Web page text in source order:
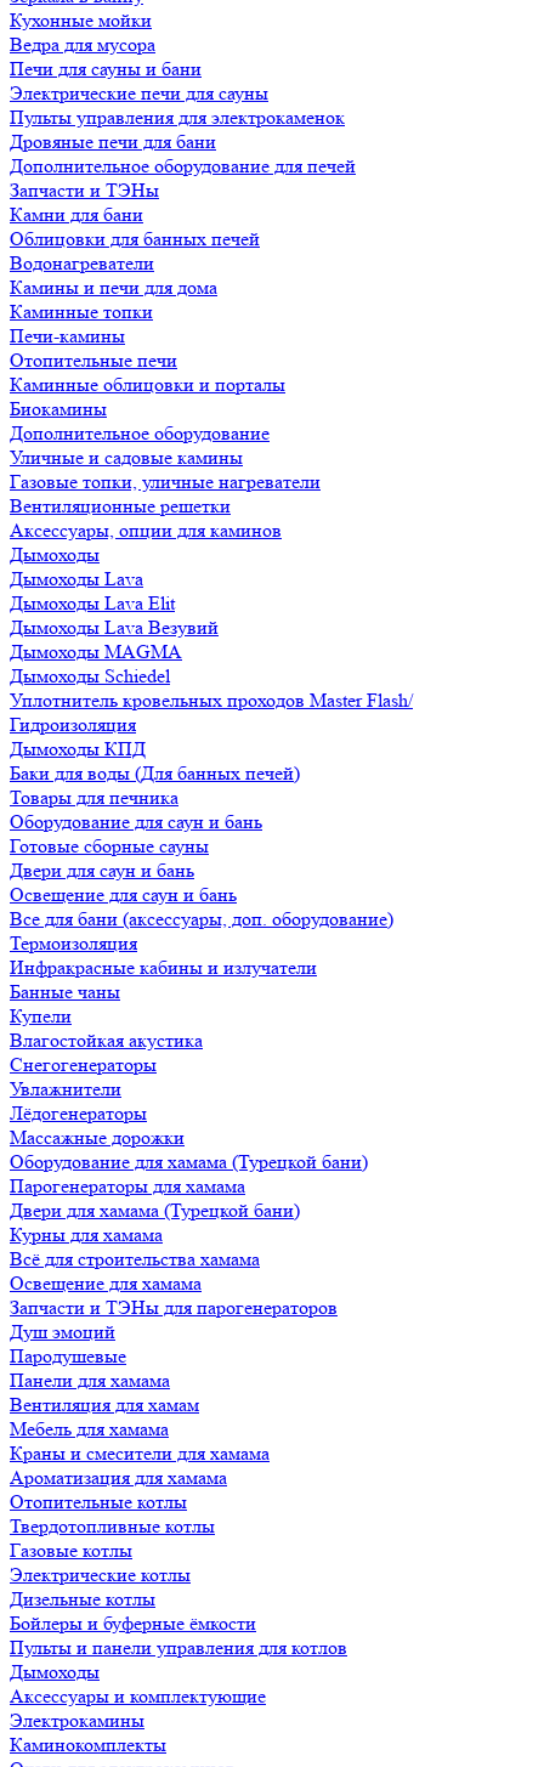
Кухонные мойки
Ведра для мусора
Печи для сауны и бани
Электрические печи для сауны
Пульты управления для электрокаменок
Дровяные печи для бани
Дополнительное оборудование для печей
Запчасти и ТЭНы
Камни для бани
Облицовки для банных печей
Водонагреватели
Камины и печи для дома
Каминные топки
Печи-камины
Отопительные печи
Каминные облицовки и порталы
Биокамины
Дополнительное оборудование
Уличные и садовые камины
Газовые топки, уличные нагреватели
Вентиляционные решетки
Аксессуары, опции для каминов
Дымоходы
Дымоходы Lava
Дымоходы Lava Elit
Дымоходы Lava Везувий
Дымоходы MAGMA
Дымоходы Schiedel
Уплотнитель кровельных проходов Master Flash/
Гидроизоляция
Дымоходы КПД
Баки для воды (Для банных печей)
Товары для печника
Оборудование для саун и бань
Готовые сборные сауны
Двери для саун и бань
Освещение для саун и бань
Все для бани (аксессуары, доп. оборудование)
Термоизоляция
Инфракрасные кабины и излучатели
Банные чаны
Купели
Влагостойкая акустика
Снегогенераторы
Увлажнители
Лёдогенераторы
Массажные дорожки
Оборудование для хамама (Турецкой бани)
Парогенераторы для хамама
Двери для хамама (Турецкой бани)
Курны для хамама
Всё для строительства хамама
Освещение для хамама
Запчасти и ТЭНы для парогенераторов
Душ эмоций
Пародушевые
Панели для хамама
Вентиляция для хамам
Мебель для хамама
Краны и смесители для хамама
Ароматизация для хамама
Отопительные котлы
Твердотопливные котлы
Газовые котлы
Электрические котлы
Дизельные котлы
Бойлеры и буферные ёмкости
Пульты и панели управления для котлов
Дымоходы
Аксессуары и комплектующие
Электрокамины
Каминокомплекты